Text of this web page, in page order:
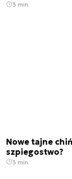
3 min.
Nowe tajne
szpiegostwo?
3 min.